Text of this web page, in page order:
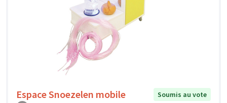
Espace Snoezelen mobile
Soumis au vote